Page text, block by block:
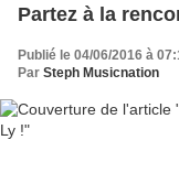
Partez à la
Publié le 04/06/2016 à
Par Steph Musicnation